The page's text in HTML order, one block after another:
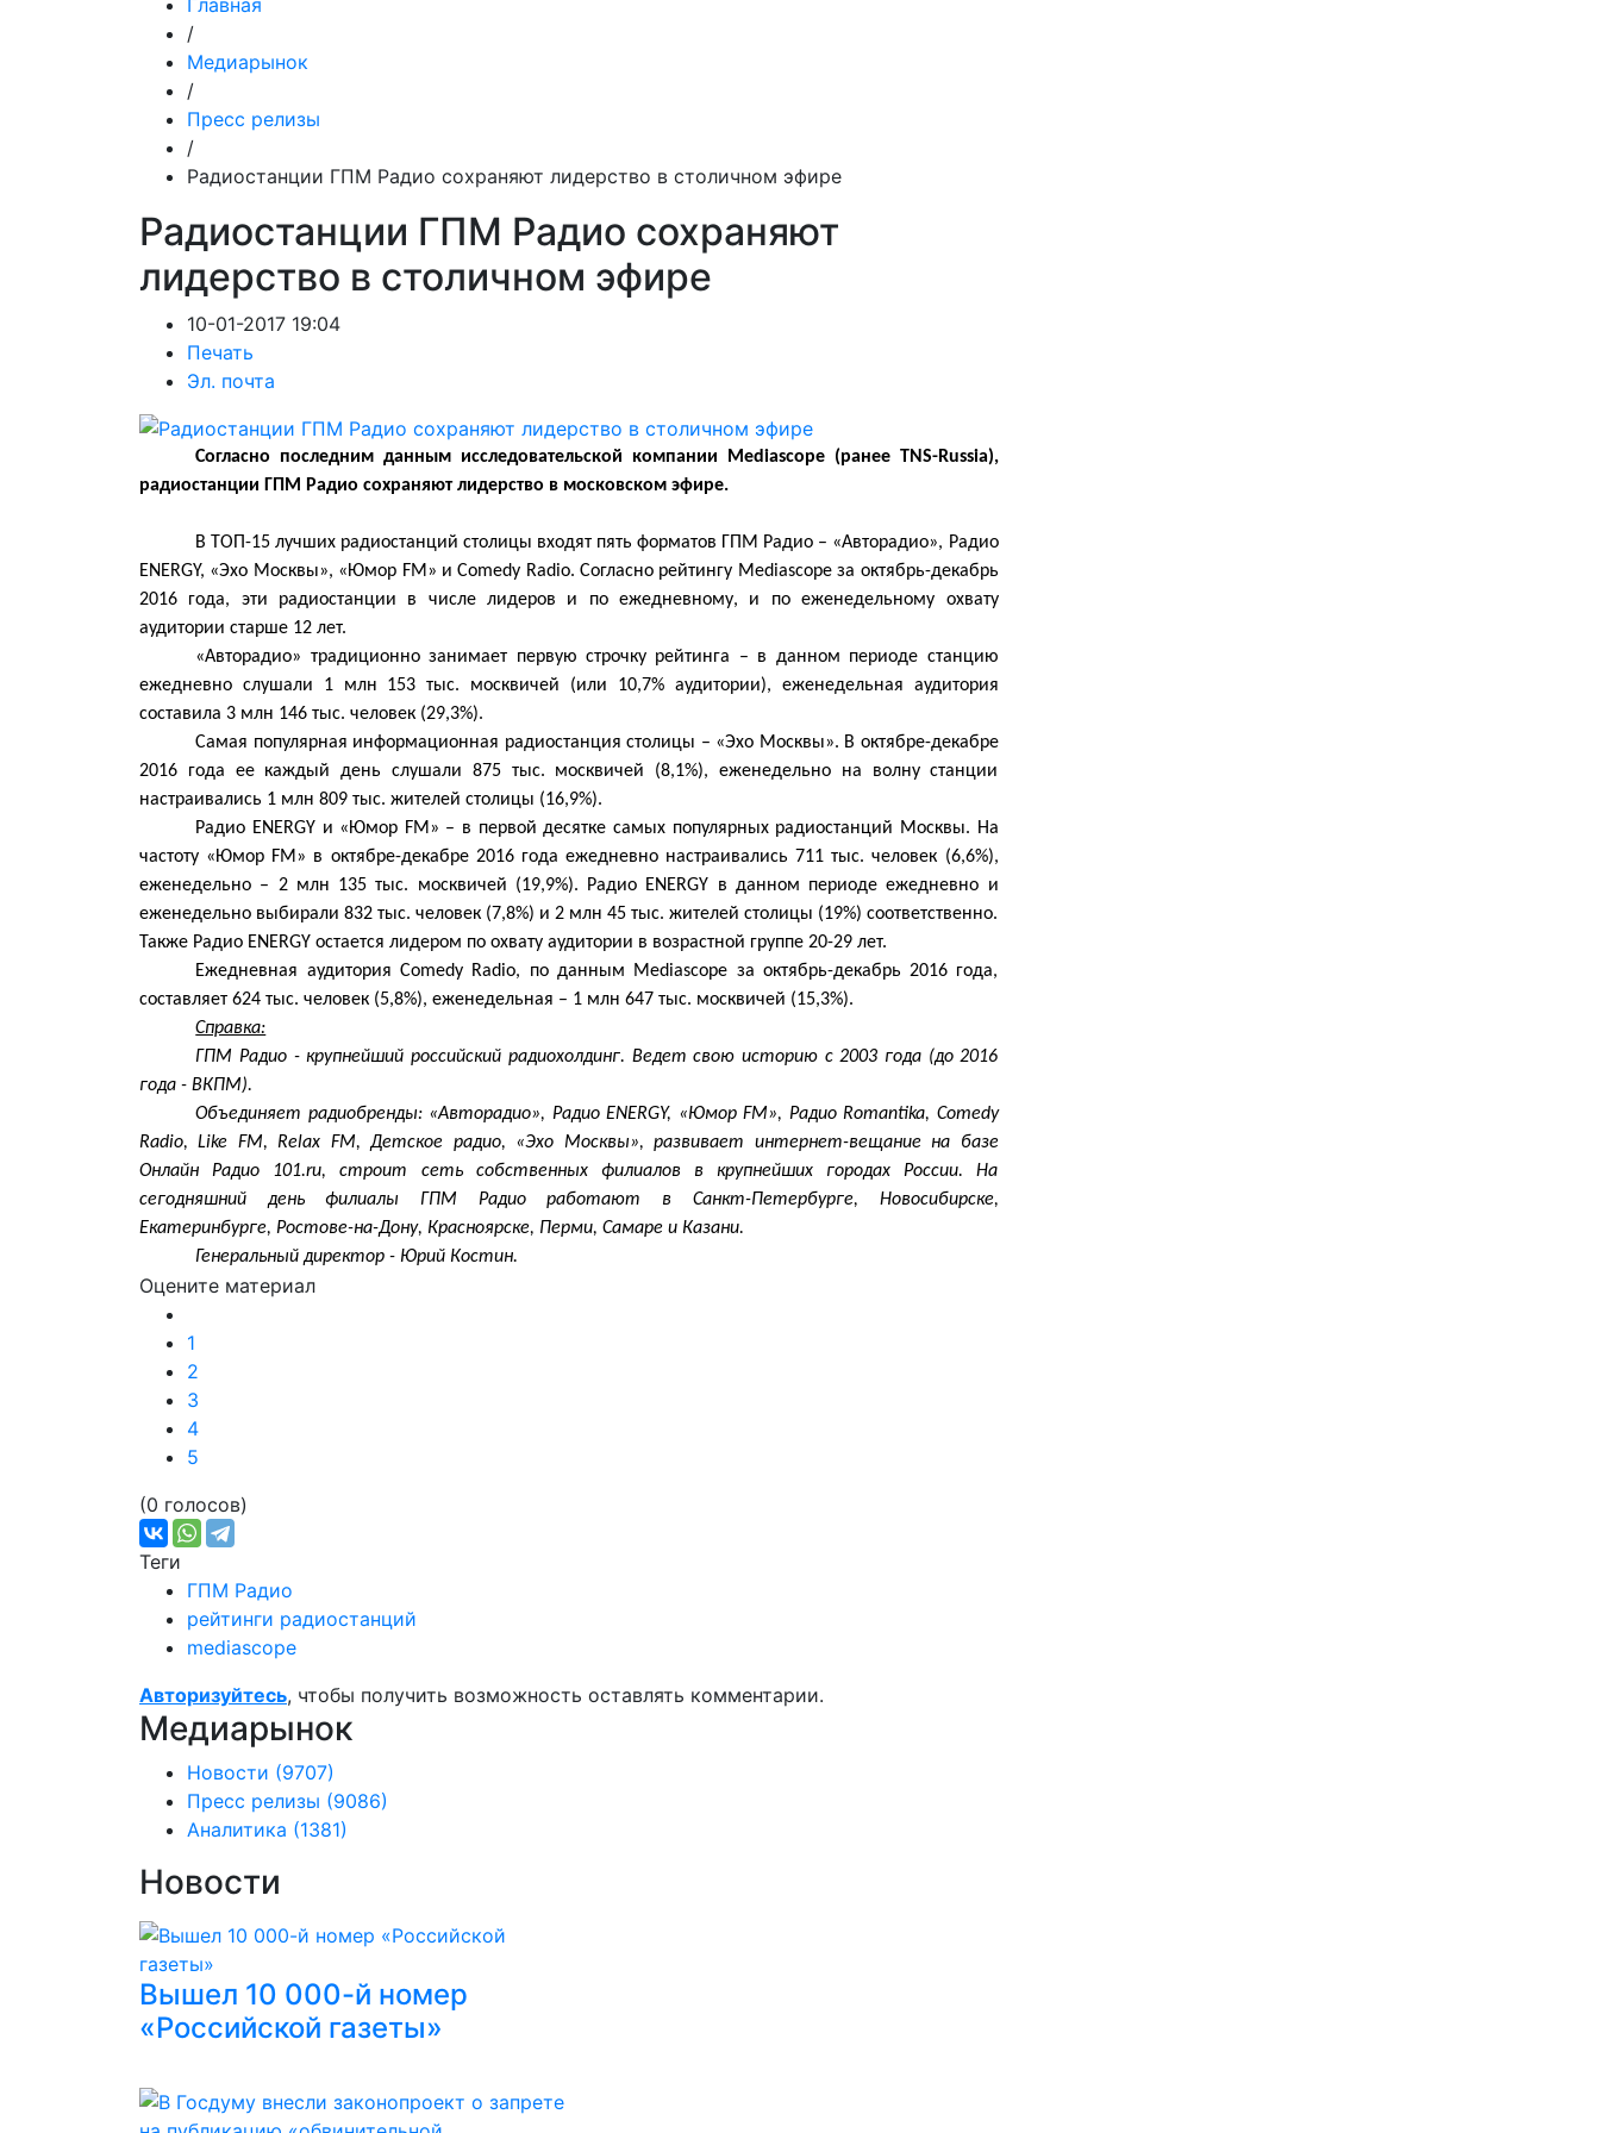
Главная
/
Медиарынок
/
Пресс релизы
/
Радиостанции ГПМ Радио сохраняют лидерство в столичном эфире
Радиостанции ГПМ Радио сохраняют
лидерство в столичном эфире
10-01-2017 19:04
Печать
Эл. почта
Согласно последним данным исследовательской компании Mediascope (ранее TNS-Russia),
радиостанции ГПМ Радио сохраняют лидерство в московском эфире.
В ТОП-15 лучших радиостанций столицы входят пять форматов ГПМ Радио – «Авторадио», Радио
ENERGY, «Эхо Москвы», «Юмор FM» и Comedy Radio. Согласно рейтингу Mediascope за октябрь-декабрь
2016 года, эти радиостанции в числе лидеров и по ежедневному, и по еженедельному охвату
аудитории старше 12 лет.
«Авторадио» традиционно занимает первую строчку рейтинга – в данном периоде станцию
ежедневно слушали 1 млн 153 тыс. москвичей (или 10,7% аудитории), еженедельная аудитория
составила 3 млн 146 тыс. человек (29,3%).
Самая популярная информационная радиостанция столицы – «Эхо Москвы». В октябре-декабре
2016 года ее каждый день слушали 875 тыс. москвичей (8,1%), еженедельно на волну станции
настраивались 1 млн 809 тыс. жителей столицы (16,9%).
Радио ENERGY и «Юмор FM» – в первой десятке самых популярных радиостанций Москвы. На
частоту «Юмор FM» в октябре-декабре 2016 года ежедневно настраивались 711 тыс. человек (6,6%),
еженедельно – 2 млн 135 тыс. москвичей (19,9%). Радио ENERGY в данном периоде ежедневно и
еженедельно выбирали 832 тыс. человек (7,8%) и 2 млн 45 тыс. жителей столицы (19%) соответственно.
Также Радио ENERGY остается лидером по охвату аудитории в возрастной группе 20-29 лет.
Ежедневная аудитория Comedy Radio, по данным Mediascope за октябрь-декабрь 2016 года,
составляет 624 тыс. человек (5,8%), еженедельная – 1 млн 647 тыс. москвичей (15,3%).
Справка:
ГПМ Радио - крупнейший российский радиохолдинг. Ведет свою историю с 2003 года (до 2016
года - ВКПМ).
Объединяет радиобренды: «Авторадио», Радио ENERGY, «Юмор FM», Радио Romantika, Comedy
Radio, Like FM, Relax FM, Детское радио, «Эхо Москвы», развивает интернет-вещание на базе
Онлайн Радио 101.ru, строит сеть собственных филиалов в крупнейших городах России. На
сегодняшний день филиалы ГПМ Радио работают в Санкт-Петербурге, Новосибирске,
Екатеринбурге, Ростове-на-Дону, Красноярске, Перми, Самаре и Казани.
Генеральный директор - Юрий Костин.
Оцените материал
1
2
3
4
5
(0 голосов)
Теги
ГПМ Радио
рейтинги радиостанций
mediascope
Авторизуйтесь, чтобы получить возможность оставлять комментарии.
Медиарынок
Новости (9707)
Пресс релизы (9086)
Аналитика (1381)
Новости
Вышел 10 000-й номер
«Российской газеты»